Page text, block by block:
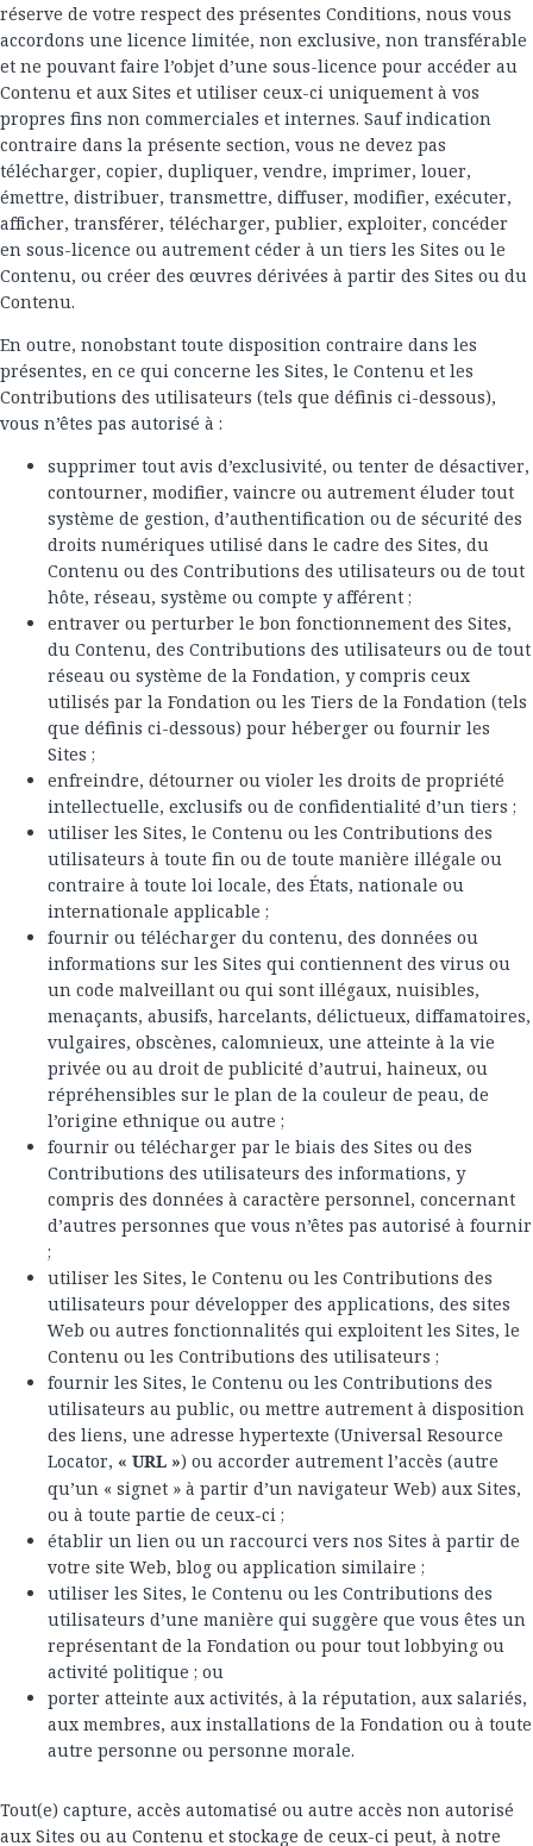
réserve de votre respect des présentes Conditions, nous vous
accordons une licence limitée, non exclusive, non transférable
et ne pouvant faire l’objet d’une sous-licence pour accéder au
Contenu et aux Sites et utiliser ceux-ci uniquement à vos
propres fins non commerciales et internes. Sauf indication
contraire dans la présente section, vous ne devez pas
télécharger, copier, dupliquer, vendre, imprimer, louer,
émettre, distribuer, transmettre, diffuser, modifier, exécuter,
afficher, transférer, télécharger, publier, exploiter, concéder
en sous-licence ou autrement céder à un tiers les Sites ou le
Contenu, ou créer des œuvres dérivées à partir des Sites ou du
Contenu.
En outre, nonobstant toute disposition contraire dans les
présentes, en ce qui concerne les Sites, le Contenu et les
Contributions des utilisateurs (tels que définis ci-dessous),
vous n’êtes pas autorisé à :
supprimer tout avis d’exclusivité, ou tenter de désactiver,
contourner, modifier, vaincre ou autrement éluder tout
système de gestion, d’authentification ou de sécurité des
droits numériques utilisé dans le cadre des Sites, du
Contenu ou des Contributions des utilisateurs ou de tout
hôte, réseau, système ou compte y afférent ;
entraver ou perturber le bon fonctionnement des Sites,
du Contenu, des Contributions des utilisateurs ou de tout
réseau ou système de la Fondation, y compris ceux
utilisés par la Fondation ou les Tiers de la Fondation (tels
que définis ci-dessous) pour héberger ou fournir les
Sites ;
enfreindre, détourner ou violer les droits de propriété
intellectuelle, exclusifs ou de confidentialité d’un tiers ;
utiliser les Sites, le Contenu ou les Contributions des
utilisateurs à toute fin ou de toute manière illégale ou
contraire à toute loi locale, des États, nationale ou
internationale applicable ;
fournir ou télécharger du contenu, des données ou
informations sur les Sites qui contiennent des virus ou
un code malveillant ou qui sont illégaux, nuisibles,
menaçants, abusifs, harcelants, délictueux, diffamatoires,
vulgaires, obscènes, calomnieux, une atteinte à la vie
privée ou au droit de publicité d’autrui, haineux, ou
répréhensibles sur le plan de la couleur de peau, de
l’origine ethnique ou autre ;
fournir ou télécharger par le biais des Sites ou des
Contributions des utilisateurs des informations, y
compris des données à caractère personnel, concernant
d’autres personnes que vous n’êtes pas autorisé à fournir
;
utiliser les Sites, le Contenu ou les Contributions des
utilisateurs pour développer des applications, des sites
Web ou autres fonctionnalités qui exploitent les Sites, le
Contenu ou les Contributions des utilisateurs ;
fournir les Sites, le Contenu ou les Contributions des
utilisateurs au public, ou mettre autrement à disposition
des liens, une adresse hypertexte (Universal Resource
Locator, « URL ») ou accorder autrement l’accès (autre
qu’un « signet » à partir d’un navigateur Web) aux Sites,
ou à toute partie de ceux-ci ;
établir un lien ou un raccourci vers nos Sites à partir de
votre site Web, blog ou application similaire ;
utiliser les Sites, le Contenu ou les Contributions des
utilisateurs d’une manière qui suggère que vous êtes un
représentant de la Fondation ou pour tout lobbying ou
activité politique ; ou
porter atteinte aux activités, à la réputation, aux salariés,
aux membres, aux installations de la Fondation ou à toute
autre personne ou personne morale.
Tout(e) capture, accès automatisé ou autre accès non autorisé
aux Sites ou au Contenu et stockage de ceux-ci peut, à notre